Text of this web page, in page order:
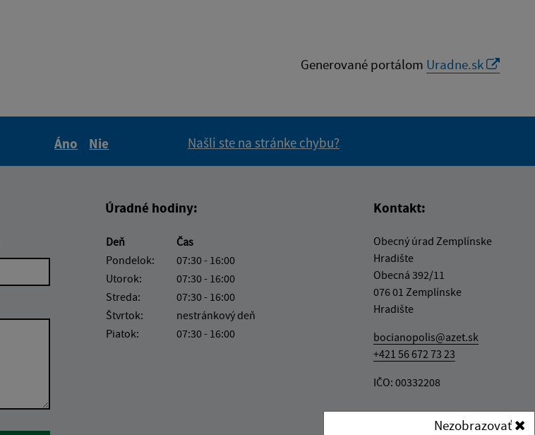
Nezobrazovať
Generované portálom Uradne.sk
Áno
Nie
Našli ste na stránke chybu?
Úradné hodiny:
Deň
Čas
Pondelok:
07:30 - 16:00
Utorok:
07:30 - 16:00
Streda:
07:30 - 16:00
Štvrtok:
nestránkový deň
Piatok:
07:30 - 16:00
Kontakt:
Obecný úrad Zemplínske
Hradište
Obecná 392/11
076 01 Zemplínske
Hradište
bocianopolis@azet.sk
+421 56 672 73 23
IČO: 00332208